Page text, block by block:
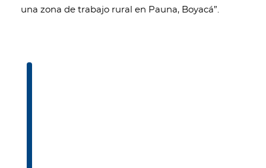
una zona de trabajo rural en Pauna, Boyacá”.